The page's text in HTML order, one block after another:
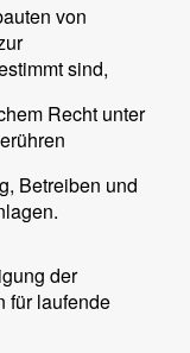
von
sind,
Recht unter
Betreiben und
der
für laufende